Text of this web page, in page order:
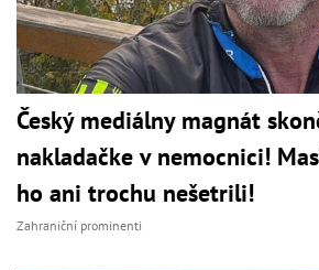
Český mediálny magnát
nakladačke v nemocnici!
ho ani trochu nešetrili!
Zahraniční prominenti